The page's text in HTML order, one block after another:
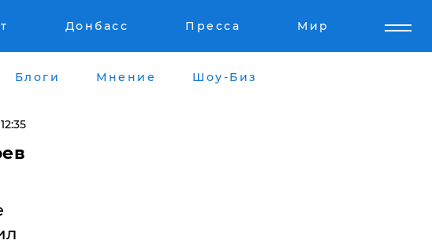
Донбасс Пресса Мир
Блоги Мнение Шоу-Биз